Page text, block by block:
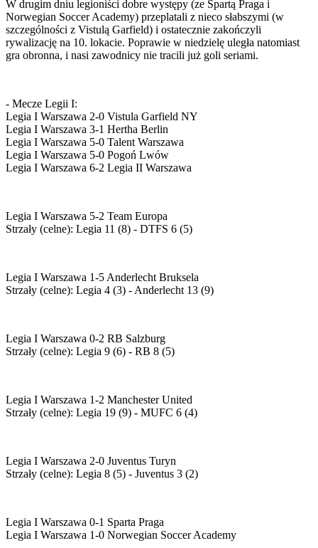
W drugim dniu legioniści dobre występy (ze Spartą Praga i
Norwegian Soccer Academy) przeplatali z nieco słabszymi (w
szczególności z Vistulą Garfield) i ostatecznie zakończyli
rywalizację na 10. lokacie. Poprawie w niedzielę uległa natomiast
gra obronna, i nasi zawodnicy nie tracili już goli seriami.
- Mecze Legii I:
Legia I Warszawa 2-0 Vistula Garfield NY
Legia I Warszawa 3-1 Hertha Berlin
Legia I Warszawa 5-0 Talent Warszawa
Legia I Warszawa 5-0 Pogoń Lwów
Legia I Warszawa 6-2 Legia II Warszawa
Legia I Warszawa 5-2 Team Europa
Strzały (celne): Legia 11 (8) - DTFS 6 (5)
Legia I Warszawa 1-5 Anderlecht Bruksela
Strzały (celne): Legia 4 (3) - Anderlecht 13 (9)
Legia I Warszawa 0-2 RB Salzburg
Strzały (celne): Legia 9 (6) - RB 8 (5)
Legia I Warszawa 1-2 Manchester United
Strzały (celne): Legia 19 (9) - MUFC 6 (4)
Legia I Warszawa 2-0 Juventus Turyn
Strzały (celne): Legia 8 (5) - Juventus 3 (2)
Legia I Warszawa 0-1 Sparta Praga
Legia I Warszawa 1-0 Norwegian Soccer Academy